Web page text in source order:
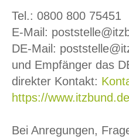
Tel.: 0800 800 75451
E-Mail:
DE-Mail:
und Empfänger das
direkter Kontakt:
https://
Bei Anregungen,